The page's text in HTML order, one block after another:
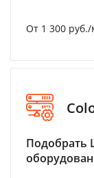
От 1 300
Подобрать